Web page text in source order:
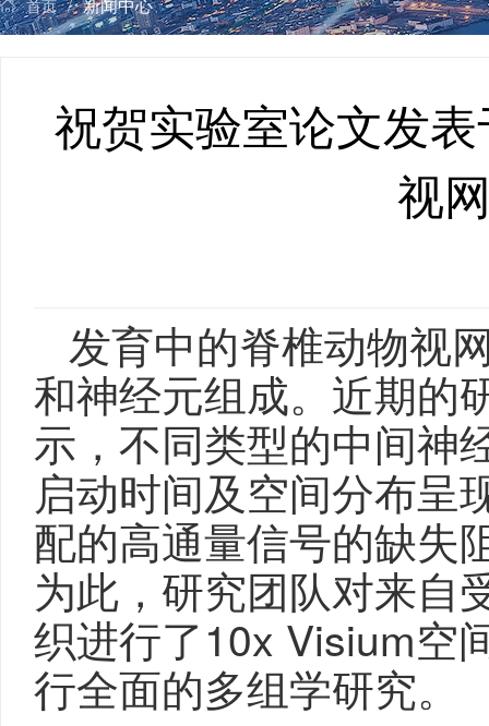
首页 /
祝贺实验室论文发
视
发育中的脊椎动物视
和神经元组成。近期的
示，不同类型的中间神
启动时间及空间分布呈
配的高通量信号的缺失
为此，研究团队对来自
织进行了10x Visium空
行全面的多组学研究。